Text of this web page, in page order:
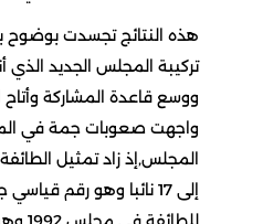
هذه النتائج تجسدت بوضوح بحسب
تركيبة المجلس الجديد الذي
ووسع قاعدة المشاركة وأتاح
واجهت صعوبات جمة في الماضي
المجلس,إذ زاد تمثيل الطائفة
إلى 17 نائبا وهو رقم قياسي